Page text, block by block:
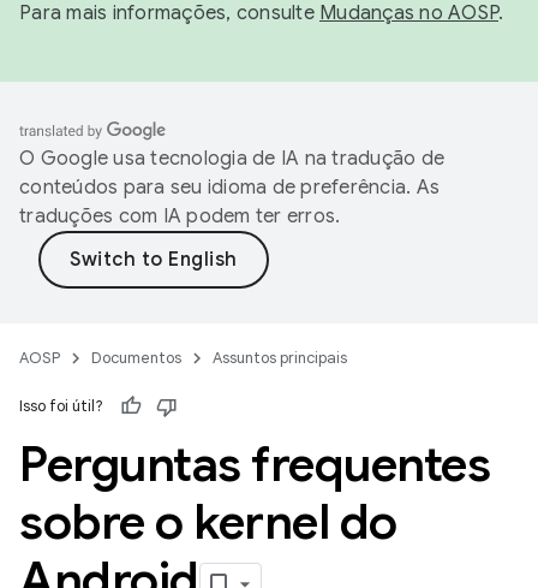
Para mais informações, consulte Mudanças no AOSP.
O Google usa tecnologia de IA na tradução de
conteúdos para seu idioma de preferência. As
traduções com IA podem ter erros.
AOSP Documentos Assuntos principais
Isso foi útil?
Perguntas frequentes
sobre o kernel do